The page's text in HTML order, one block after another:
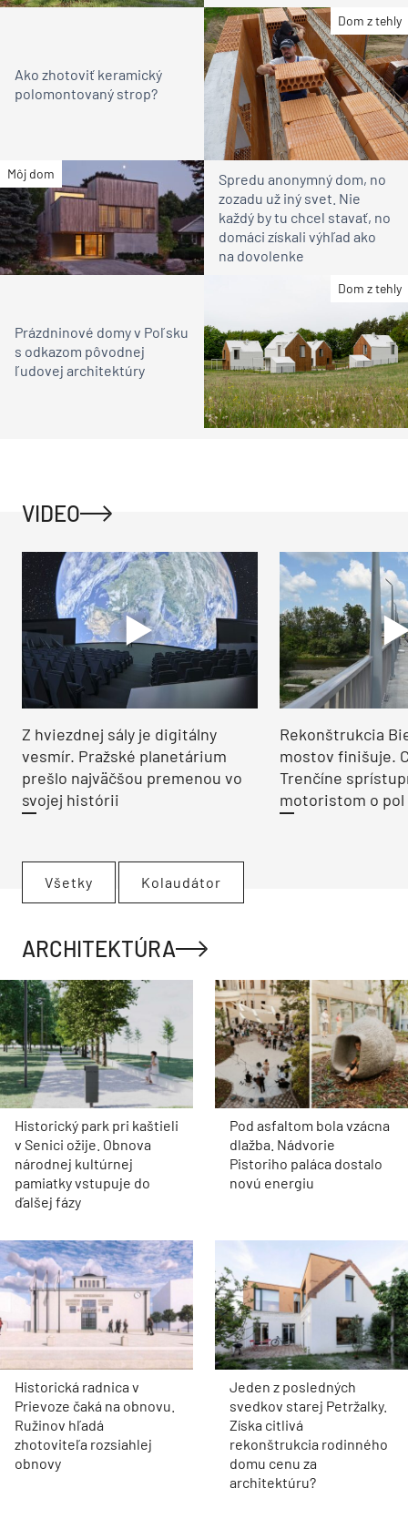
Dom z tehly
Ako zhotoviť keramický
polomontovaný strop?
Môj dom
Spredu anonymný dom, no
zozadu už iný svet. Nie
každý by tu chcel stavať, no
domáci získali výhľad ako
na dovolenke
Dom z tehly
Prázdninové domy v Poľsku
s odkazom pôvodnej
ľudovej architektúry
VIDEO
Z hviezdnej sály je digitálny
vesmír. Pražské planetárium
prešlo najväčšou premenou vo
svojej histórii
Rekonštrukcia
mostov finišuje.
Trenčíne
motoristom o pol
Všetky Kolaudátor
ARCHITEKTÚRA
Historický park pri kaštieli
v Senici ožije. Obnova
národnej kultúrnej
pamiatky vstupuje do
ďalšej fázy
Pod asfaltom bola vzácna
dlažba. Nádvorie
Pistoriho paláca dostalo
novú energiu
Historická radnica v
Prievoze čaká na obnovu.
Ružinov hľadá
zhotoviteľa rozsiahlej
obnovy
Jeden z posledných
svedkov starej Petržalky.
Získa citlivá
rekonštrukcia rodinného
domu cenu za
architektúru?